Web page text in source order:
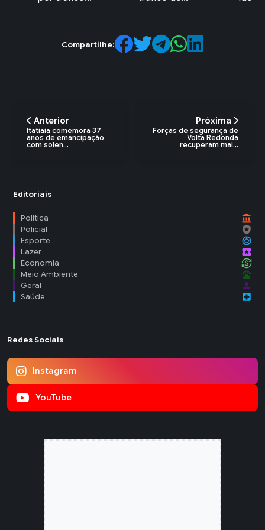
Compartilhe:
Anterior
Itatiaia comemora 37
anos de emancipação
com solen...
Próxima
Forças de segurança de
Volta Redonda
recuperam mai...
Editoriais
Política account_balance
Policial local_police
Esporte sports_soccer
Lazer local_activity
Economia currency_exchange
Meio Ambiente pets
Geral person
Saúde local_hospital
Redes Sociais
Instagram
YouTube